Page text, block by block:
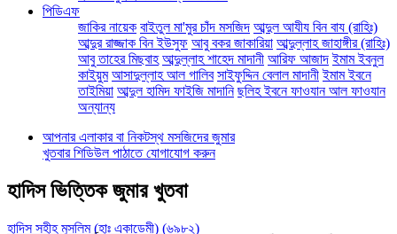
পিডিএফ
জাকির নায়েক বাইতুল মা'মুর চাঁদ মসজিদ আব্দুল আযীয বিন বায (রাহিঃ)
আব্দুর রাজ্জাক বিন ইউসুফ আবু বকর জাকারিয়া আব্দুল্লাহ জাহাঙ্গীর (রাহিঃ)
আবু তাহের মিছবাহ আব্দুল্লাহ শাহেদ মাদানী আরিফ আজাদ ইমাম ইবনুল
কাইয়ুম আসাদুল্লাহ আল গালিব সাইফুদ্দিন বেলাল মাদানী ইমাম ইবনে
তাইমিয়া আব্দুল হামিদ ফাইজি মাদানি ছলিহ ইবনে ফাওযান আল ফাওযান
অন্যান্য
আপনার এলাকার বা নিকটস্থ মসজিদের জুমার
খুতবার শিডিউল পাঠাতে যোগাযোগ করুন
হাদিস ভিত্তিক জুমার খুতবা
হাদিস সহীহ মুসলিম (হাঃ একাডেমী) (৬৯৮২)